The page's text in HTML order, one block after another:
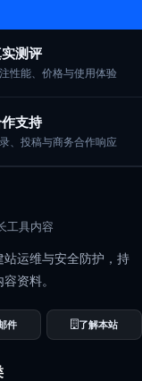
测评
性能、价格与使用体验
支持
、投稿与商务合作响应
工具内容
运维与安全防护，持
资料。
件 了解本站